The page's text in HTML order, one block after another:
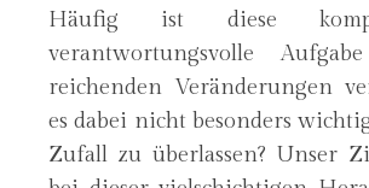
Häufig ist diese
verantwortungsvolle
reichenden Veränderungen
es dabei nicht besonders
Zufall zu überlassen? Unser